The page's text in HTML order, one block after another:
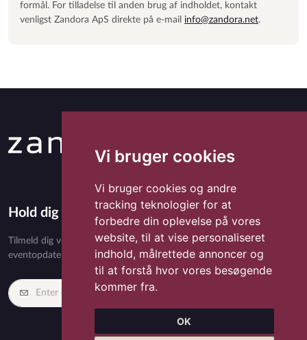
Vi bruger cookies
Vi bruger cookies og andre
tracking teknologier for at
forbedre din oplevelse på vores
website, til at vise personaliseret
indhold, målrettede annoncer og
til at forstå hvor vores besøgende
kommer fra.
OK
formål. For tilladelse til anden brug af indholdet, kontakt
venligst Zandora ApS direkte på e-mail info@zandora.net.
Hold dig opdateret med Zandora
Tilmeld dig vores nyhedsbrev og få eksklusivt indhold, nyheder,
eventopdateringer og særlige tilbud direkte i din indbakke.